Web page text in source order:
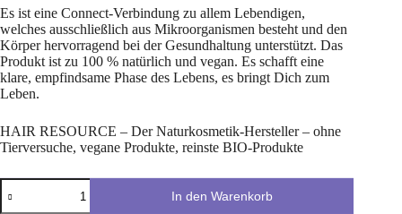
Es ist eine Connect-Verbindung zu allem Lebendigen,
welches ausschließlich aus Mikroorganismen besteht und den
Körper hervorragend bei der Gesundhaltung unterstützt. Das
Produkt ist zu 100 % natürlich und vegan. Es schafft eine
klare, empfindsame Phase des Lebens, es bringt Dich zum
Leben.
HAIR RESOURCE – Der Naturkosmetik-Hersteller – ohne
Tierversuche, vegane Produkte, reinste BIO-Produkte
In den Warenkorb